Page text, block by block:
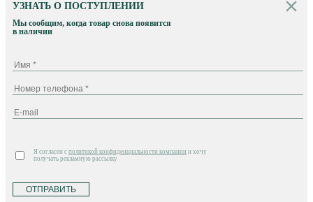
УЗНАТЬ О ПОСТУПЛЕНИИ
Мы сообщим, когда товар снова появится
в наличии
Я согласен с политикой конфиденциальности компании и хочу
получать рекламную рассылку
ОТПРАВИТЬ